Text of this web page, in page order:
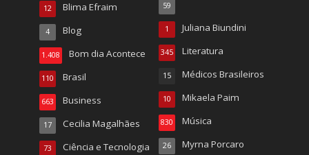
Blima Efraim
12
Blog
4
Bom dia Acontece
1.408
Brasil
110
Business
663
Cecilia Magalhães
17
Ciência e Tecnologia
73
59
Juliana Biundini
1
Literatura
345
Médicos Brasileiros
15
Mikaela Paim
10
Música
830
Myrna Porcaro
26